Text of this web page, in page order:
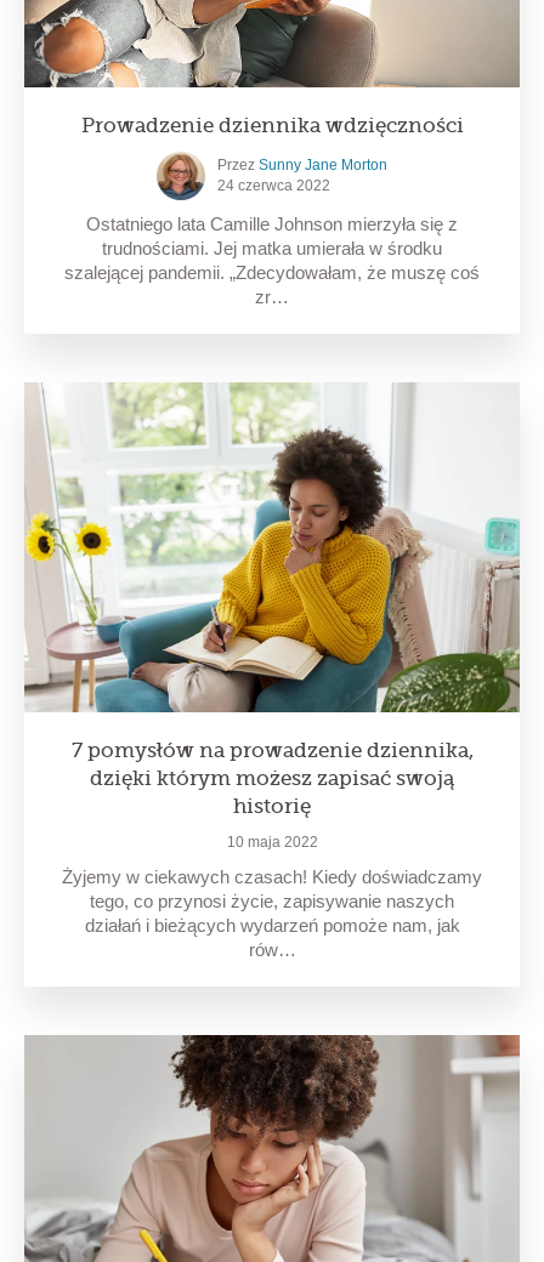
Prowadzenie dziennika wdzięczności
Przez Sunny Jane Morton
24 czerwca 2022
Ostatniego lata Camille Johnson mierzyła się z
trudnościami. Jej matka umierała w środku
szalejącej pandemii. „Zdecydowałam, że muszę coś
zr…
7 pomysłów na prowadzenie dziennika,
dzięki którym możesz zapisać swoją
historię
10 maja 2022
Żyjemy w ciekawych czasach! Kiedy doświadczamy
tego, co przynosi życie, zapisywanie naszych
działań i bieżących wydarzeń pomoże nam, jak
rów…